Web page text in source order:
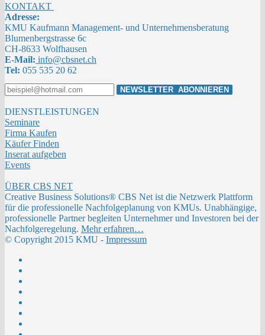
KONTAKT
Adresse:
KMU Kaufmann Management- und Unternehmensberatung
Blumenbergstrasse 6c
CH-8633 Wolfhausen
E-Mail: info@cbsnet.ch
Tel: 055 535 20 62
DIENSTLEISTUNGEN
Seminare
Firma Kaufen
Käufer Finden
Inserat aufgeben
Events
ÜBER CBS NET
Creative Business Solutions® CBS Net ist die Netzwerk Plattform
für die professionelle Nachfolgeplanung von KMUs. Unabhängige,
professionelle Partner begleiten Unternehmer und Investoren bei der
Nachfolgeregelung. Mehr erfahren…
© Copyright 2015 KMU - Impressum